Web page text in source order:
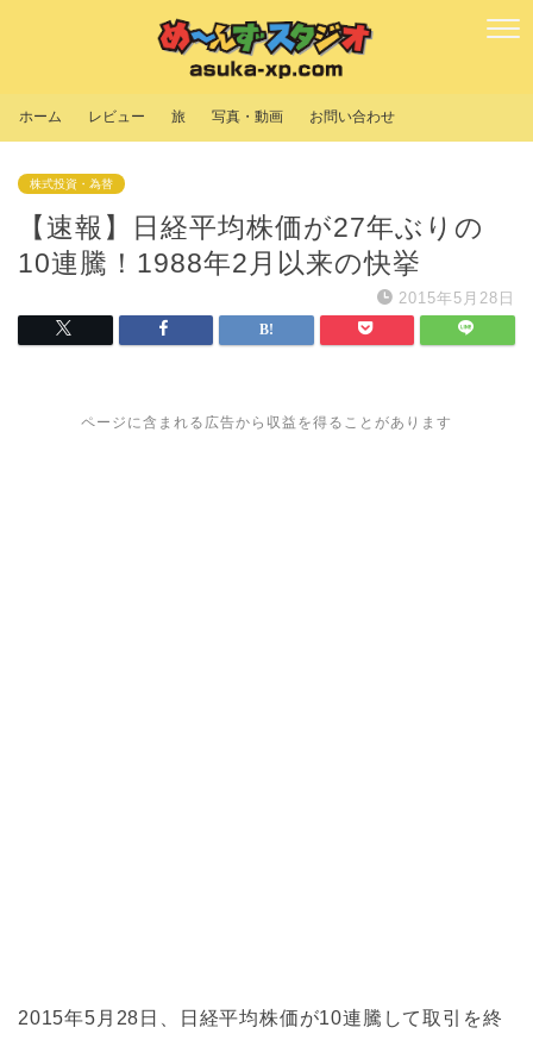
ホーム レビュー 旅 写真・動画 お問い合わせ
株式投資・為替
【速報】日経平均株価が27年ぶりの
10連騰！1988年2月以来の快挙
2015年5月28日
ページに含まれる広告から収益を得ることがあります
2015年5月28日、日経平均株価が10連騰して取引を終